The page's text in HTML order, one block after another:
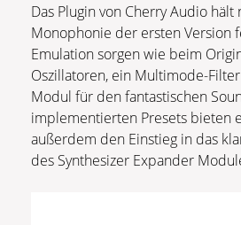
Das Plugin von Cherry Audio hält
Monophonie der ersten Version
Emulation sorgen wie beim
Oszillatoren, ein Multimode-
Modul für den fantastischen
implementierten Presets bieten
außerdem den Einstieg in das
des Synthesizer Expander